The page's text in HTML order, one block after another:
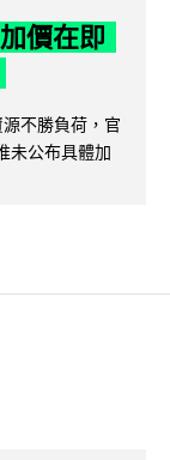
價在即
不勝負荷，官
未公布具體加